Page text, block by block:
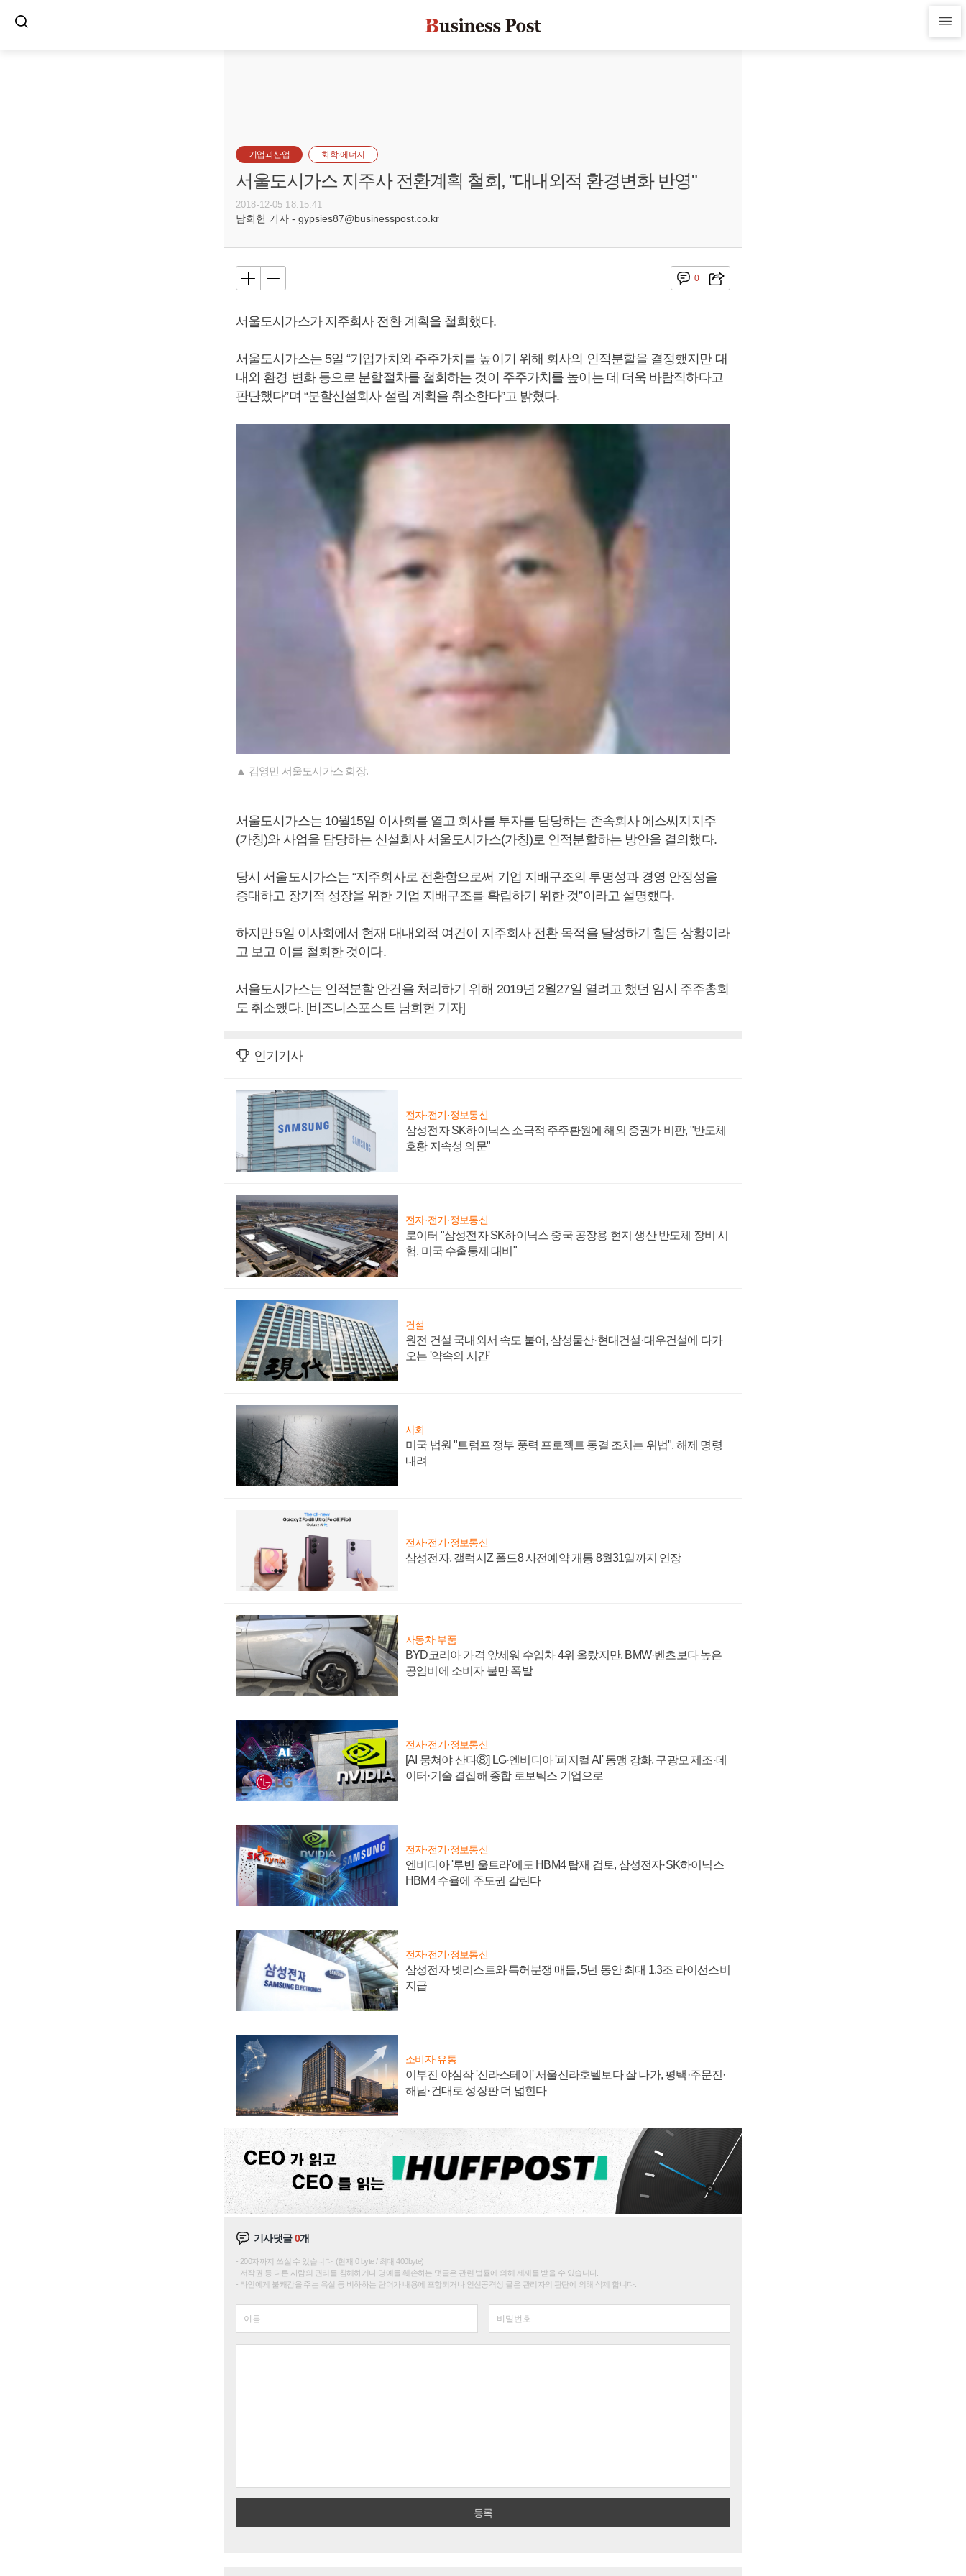
기업과산업 화학·에너지
서울도시가스 지주사 전환계획 철회, "대내외적 환경변화 반영"
2018-12-05 18:15:41
남희헌 기자 - gypsies87@businesspost.co.kr
0
서울도시가스가 지주회사 전환 계획을 철회했다.
서울도시가스는 5일 “기업가치와 주주가치를 높이기 위해 회사의 인적분할을 결정했지만 대
내외 환경 변화 등으로 분할절차를 철회하는 것이 주주가치를 높이는 데 더욱 바람직하다고
판단했다”며 “분할신설회사 설립 계획을 취소한다”고 밝혔다.
▲ 김영민 서울도시가스 회장.
서울도시가스는 10월15일 이사회를 열고 회사를 투자를 담당하는 존속회사 에스씨지지주
(가칭)와 사업을 담당하는 신설회사 서울도시가스(가칭)로 인적분할하는 방안을 결의했다.
당시 서울도시가스는 “지주회사로 전환함으로써 기업 지배구조의 투명성과 경영 안정성을
증대하고 장기적 성장을 위한 기업 지배구조를 확립하기 위한 것”이라고 설명했다.
하지만 5일 이사회에서 현재 대내외적 여건이 지주회사 전환 목적을 달성하기 힘든 상황이라
고 보고 이를 철회한 것이다.
서울도시가스는 인적분할 안건을 처리하기 위해 2019년 2월27일 열려고 했던 임시 주주총회
도 취소했다. [비즈니스포스트 남희헌 기자]
인기기사
전자·전기·정보통신
삼성전자 SK하이닉스 소극적 주주환원에 해외 증권가 비판, "반도체
호황 지속성 의문"
전자·전기·정보통신
로이터 "삼성전자 SK하이닉스 중국 공장용 현지 생산 반도체 장비 시
험, 미국 수출통제 대비"
건설
원전 건설 국내외서 속도 붙어, 삼성물산·현대건설·대우건설에 다가
오는 '약속의 시간'
사회
미국 법원 "트럼프 정부 풍력 프로젝트 동결 조치는 위법", 해제 명령
내려
전자·전기·정보통신
삼성전자, 갤럭시Z 폴드8 사전예약 개통 8월31일까지 연장
자동차·부품
BYD코리아 가격 앞세워 수입차 4위 올랐지만, BMW·벤츠보다 높은
공임비에 소비자 불만 폭발
전자·전기·정보통신
[AI 뭉쳐야 산다⑧] LG·엔비디아 '피지컬 AI' 동맹 강화, 구광모 제조·데
이터·기술 결집해 종합 로보틱스 기업으로
전자·전기·정보통신
엔비디아 '루빈 울트라'에도 HBM4 탑재 검토, 삼성전자·SK하이닉스
HBM4 수율에 주도권 갈린다
전자·전기·정보통신
삼성전자 넷리스트와 특허분쟁 매듭, 5년 동안 최대 1.3조 라이선스비
지급
소비자·유통
이부진 야심작 '신라스테이' 서울신라호텔보다 잘 나가, 평택·주문진·
해남·건대로 성장판 더 넓힌다
기사댓글0개
200자까지 쓰실 수 있습니다. (현재 0 byte / 최대 400byte)
저작권 등 다른 사람의 권리를 침해하거나 명예를 훼손하는 댓글은 관련 법률에 의해 제재를 받을 수 있습니다.
타인에게 불쾌감을 주는 욕설 등 비하하는 단어가 내용에 포함되거나 인신공격성 글은 관리자의 판단에 의해 삭제 합니다.